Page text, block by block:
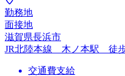
勤務地
面接地
滋賀県長浜市
JR北陸本線 木ノ本駅 徒
交通費支給